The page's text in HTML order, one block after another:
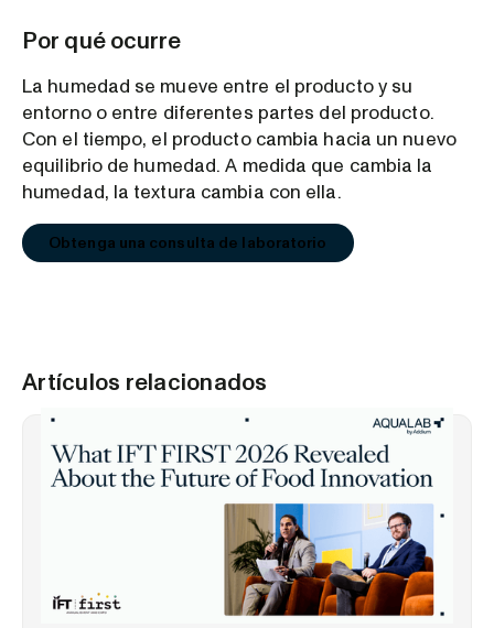
Por qué ocurre
La humedad se mueve entre el producto y su
entorno o entre diferentes partes del producto.
Con el tiempo, el producto cambia hacia un nuevo
equilibrio de humedad. A medida que cambia la
humedad, la textura cambia con ella.
Obtenga una consulta de laboratorio
Artículos relacionados
PERSPECTIVAS DEL MERCADO